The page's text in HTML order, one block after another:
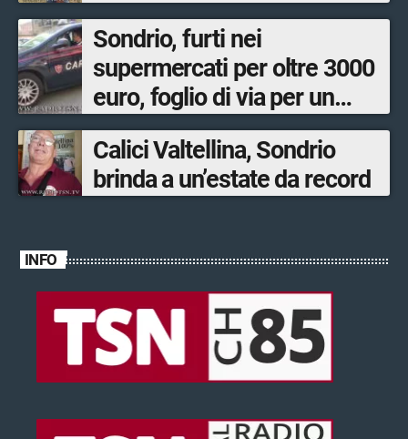
Sondrio, furti nei
supermercati per oltre 3000
euro, foglio di via per un
ventinovenne
Calici Valtellina, Sondrio
brinda a un’estate da record
INFO